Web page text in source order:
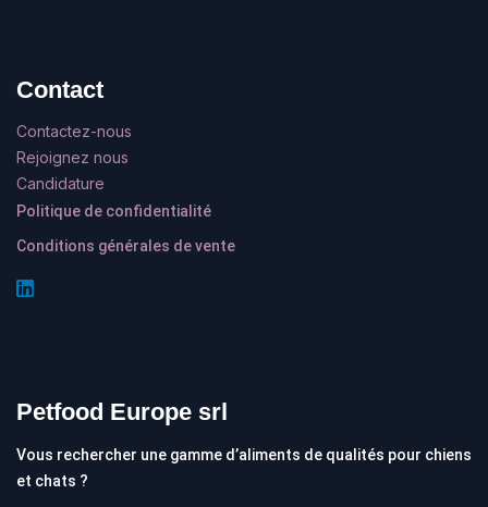
Contact
Contactez-nous
Rejoignez nous
Candidature
Politique de confidentialité
Conditions générales de vente
Petfood Europe srl
Vous rechercher une gamme d’aliments de qualités pour chiens
et chats ?